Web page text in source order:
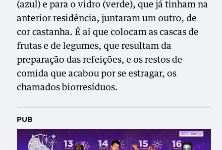
(azul) e para o vidro (verde), que já tinham na
anterior residência, juntaram um outro, de
cor castanha. É aí que colocam as cascas de
frutas e de legumes, que resultam da
preparação das refeições, e os restos de
comida que acabou por se estragar, os
chamados biorresíduos.
PUB